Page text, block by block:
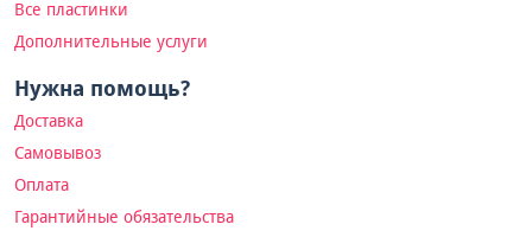
Все пластинки
Дополнительные услуги
Нужна помощь?
Доставка
Самовывоз
Оплата
Гарантийные обязательства